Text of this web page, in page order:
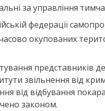
за управління
федерації
окупованих
представників
звільнення від
від відбування
законом.